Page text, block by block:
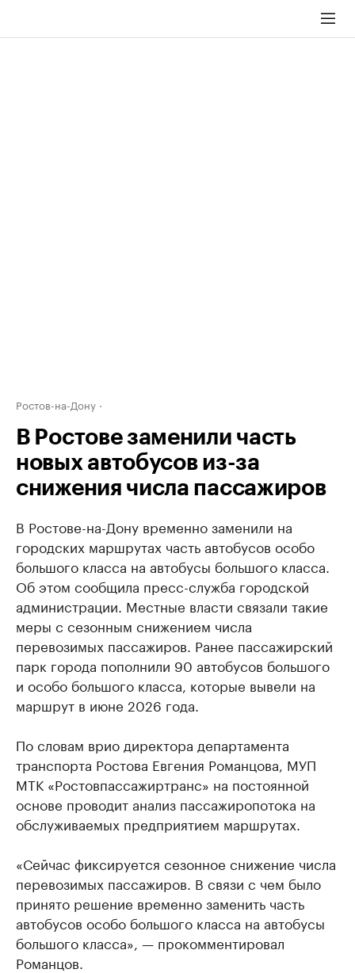
Ростов-на-Дону
В Ростове заменили часть
новых автобусов из-за
снижения числа пассажиров
В Ростове-на-Дону временно заменили на
городских маршрутах часть автобусов особо
большого класса на автобусы большого класса.
Об этом сообщила пресс-служба городской
администрации. Местные власти связали такие
меры с сезонным снижением числа
перевозимых пассажиров. Ранее пассажирский
парк города пополнили 90 автобусов большого
и особо большого класса, которые вывели на
маршрут в июне 2026 года.
По словам врио директора департамента
транспорта Ростова Евгения Романцова, МУП
МТК «Ростовпассажиртранс» на постоянной
основе проводит анализ пассажиропотока на
обслуживаемых предприятием маршрутах.
«Сейчас фиксируется сезонное снижение числа
перевозимых пассажиров. В связи с чем было
принято решение временно заменить часть
автобусов особо большого класса на автобусы
большого класса», — прокомментировал
Романцов.